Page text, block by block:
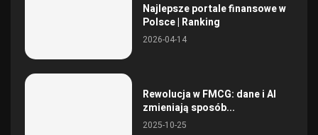
Najlepsze portale finansowe w
Polsce | Ranking
2026-04-14
Rewolucja w FMCG: dane i AI
zmieniają sposób...
2025-10-25